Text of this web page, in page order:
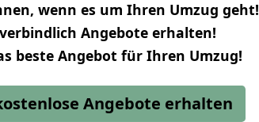
wenn es um Ihren Umzug geht!
Angebote erhalten!
beste Angebot für Ihren Umzug!
Angebote erhalten